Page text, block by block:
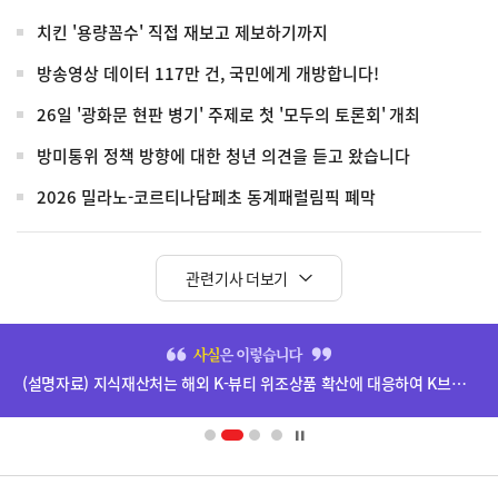
치킨 '용량꼼수' 직접 재보고 제보하기까지
방송영상 데이터 117만 건, 국민에게 개방합니다!
26일 '광화문 현판 병기' 주제로 첫 '모두의 토론회' 개최
방미통위 정책 방향에 대한 청년 의견을 듣고 왔습니다
2026 밀라노-코르티나담페초 동계패럴림픽 폐막
관련기사 더보기
영
(설명자료) 지식재산처는 해외 K-뷰티 위조상품 확산에 대응하여 K브랜드 정부인증, 유통차단, 국제공조까지 K-브랜드 보호를 강화하고 있습니다.